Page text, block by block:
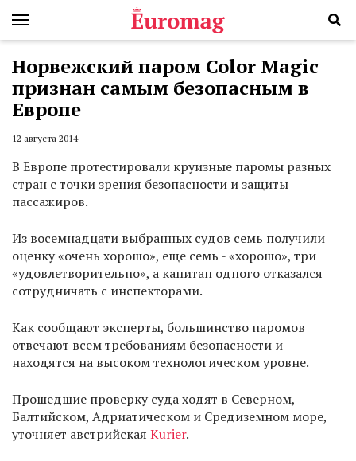
Норвежский паром Color Magic
признан самым безопасным в
Европе
12 августа 2014
В Европе протестировали круизные паромы разных
стран с точки зрения безопасности и защиты
пассажиров.
Из восемнадцати выбранных судов семь получили
оценку «очень хорошо», еще семь - «хорошо», три
«удовлетворительно», а капитан одного отказался
сотрудничать с инспекторами.
Как сообщают эксперты, большинство паромов
отвечают всем требованиям безопасности и
находятся на высоком технологическом уровне.
Прошедшие проверку суда ходят в Северном,
Балтийском, Адриатическом и Средиземном море,
уточняет австрийская Kurier.